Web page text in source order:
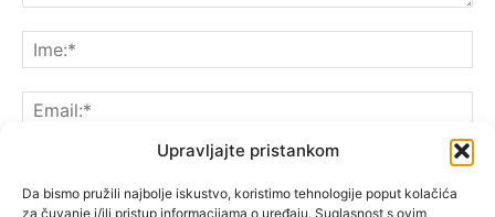
Upravljajte pristankom
Da bismo pružili najbolje iskustvo, koristimo tehnologije poput kolačića
za čuvanje i/ili pristup informacijama o uređaju. Suglasnost s ovim